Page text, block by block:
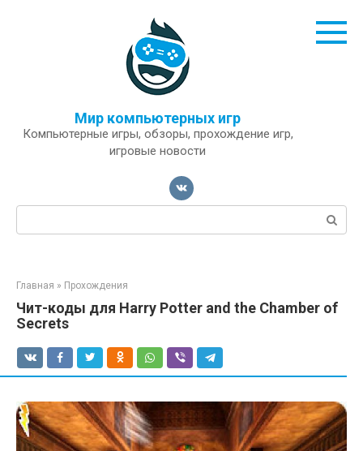
Мир компьютерных игр
Компьютерные игры, обзоры, прохождение игр,
игровые новости
Поиск:
Главная » Прохождения
Чит-коды для Harry Potter and the Chamber of
Secrets